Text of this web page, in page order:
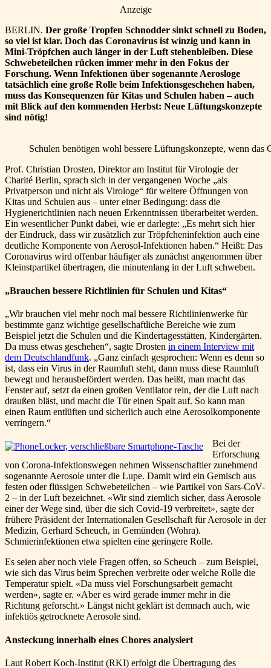
Anzeige
BERLIN. Der große Tropfen Schnodder sinkt schnell zu Boden,
so viel ist klar. Doch das Coronavirus ist winzig und kann in
Mini-Tröpfchen auch länger in der Luft stehenbleiben. Diese
Schwebeteilchen rücken immer mehr in den Fokus der
Forschung. Wenn Infektionen über sogenannte Aerosloge
tatsächlich eine große Rolle beim Infektionsgeschehen haben,
muss das Konsequenzen für Kitas und Schulen haben – auch
mit Blick auf den kommenden Herbst: Neue Lüftungskonzepte
sind nötig!
Schulen benötigen wohl bessere Lüftungskonzepte, wenn
Prof. Christian Drosten, Direktor am Institut für Virologie der
Charité Berlin, sprach sich in der vergangenen Woche „als
Privatperson und nicht als Virologe“ für weitere Öffnungen von
Kitas und Schulen aus – unter einer Bedingung: dass die
Hygienerichtlinien nach neuen Erkenntnissen überarbeitet werden.
Ein wesentlicher Punkt dabei, wie er darlegte: „Es mehrt sich hier
der Eindruck, dass wir zusätzlich zur Tröpfcheninfektion auch eine
deutliche Komponente von Aerosol-Infektionen haben.“ Heißt: Das
Coronavirus wird offenbar häufiger als zunächst angenommen über
Kleinstpartikel übertragen, die minutenlang in der Luft schweben.
„Brauchen bessere Richtlinien für Schulen und Kitas“
„Wir brauchen viel mehr noch mal bessere Richtlinienwerke für
bestimmte ganz wichtige gesellschaftliche Bereiche wie zum
Beispiel jetzt die Schulen und die Kindertagesstätten, Kindergärten.
Da muss etwas geschehen“, sagte Drosten in einem Interview mit
dem Deutschlandfunk. „Ganz einfach gesprochen: Wenn es denn so
ist, dass ein Virus in der Raumluft steht, dann muss diese Raumluft
bewegt und herausbefördert werden. Das heißt, man macht das
Fenster auf, setzt da einen großen Ventilator rein, der die Luft nach
draußen bläst, und macht die Tür einen Spalt auf. So kann man
einen Raum entlüften und sicherlich auch eine Aerosolkomponente
verringern.“
Bei der
Erforschung
von Corona-Infektionswegen nehmen Wissenschaftler zunehmend
sogenannte Aerosole unter die Lupe. Damit wird ein Gemisch aus
festen oder flüssigen Schwebeteilchen – wie Partikel von Sars-CoV-
2 – in der Luft bezeichnet. «Wir sind ziemlich sicher, dass Aerosole
einer der Wege sind, über die sich Covid-19 verbreitet», sagte der
frühere Präsident der Internationalen Gesellschaft für Aerosole in der
Medizin, Gerhard Scheuch, in Gemünden (Wohra).
Schmierinfektionen etwa spielten eine geringere Rolle.
Es seien aber noch viele Fragen offen, so Scheuch – zum Beispiel,
wie sich das Virus beim Sprechen verbreite oder welche Rolle die
Temperatur spielt. «Da muss viel Forschungsarbeit gemacht
werden», sagte er. «Aber es wird gerade immer mehr in die
Richtung geforscht.» Längst nicht geklärt ist demnach auch, wie
infektiös getrocknete Aerosole sind.
Ansteckung innerhalb eines Chores analysiert
Laut Robert Koch-Institut (RKI) erfolgt die Übertragung des